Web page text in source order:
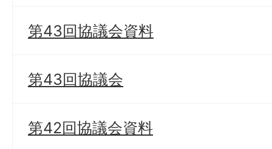
第43回協議会資料
第43回協議会
第42回協議会資料